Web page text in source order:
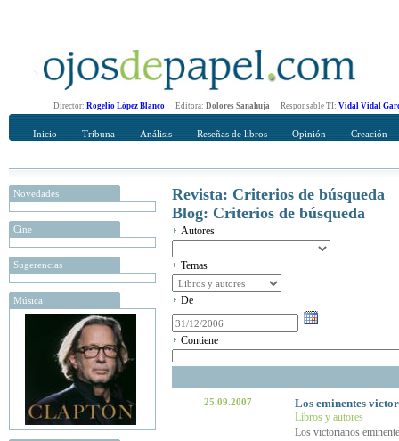
Director: Rogelio López Blanco Editora: Dolores Sanahuja Responsable TI: Vidal Vidal
Inicio Tribuna Análisis Reseñas de libros Opinión Creación
Novedades
Cine
Sugerencias
Música
Revista: Criterios de búsqueda
Blog: Criterios de búsqueda
Autores
Temas
De
Contiene
25.09.2007 Los eminentes
Libros y autores
Los victorianos